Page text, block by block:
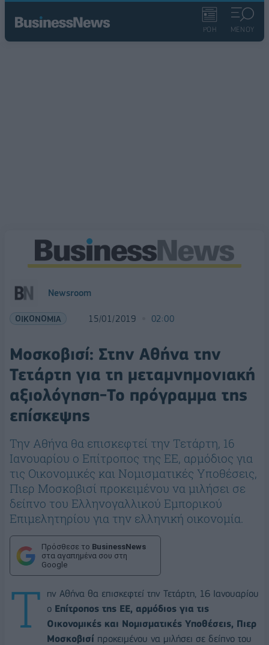
ΡΟΗ ΜΕΝΟΥ
Newsroom
ΟΙΚΟΝΟΜΙΑ 15/01/2019 02:00
Μοσκοβισί: Στην Αθήνα την
Τετάρτη για τη μεταμνημονιακή
αξιολόγηση-Το πρόγραμμα της
επίσκεψης
Την Αθήνα θα επισκεφτεί την Τετάρτη, 16
Ιανουαρίου ο Επίτροπος της ΕΕ, αρμόδιος για
τις Οικονομικές και Νομισματικές Υποθέσεις,
Πιερ Μοσκοβισί προκειμένου να μιλήσει σε
δείπνο του Ελληνογαλλικού Εμπορικού
Επιμελητηρίου για την ελληνική οικονομία.
Πρόσθεσε το BusinessNews
στα αγαπημένα σου στη
Google
Τ
ην Αθήνα θα επισκεφτεί την Τετάρτη, 16 Ιανουαρίου
ο Επίτροπος της ΕΕ, αρμόδιος για τις
Οικονομικές και Νομισματικές Υποθέσεις, Πιερ
Μοσκοβισί προκειμένου να μιλήσει σε δείπνο του